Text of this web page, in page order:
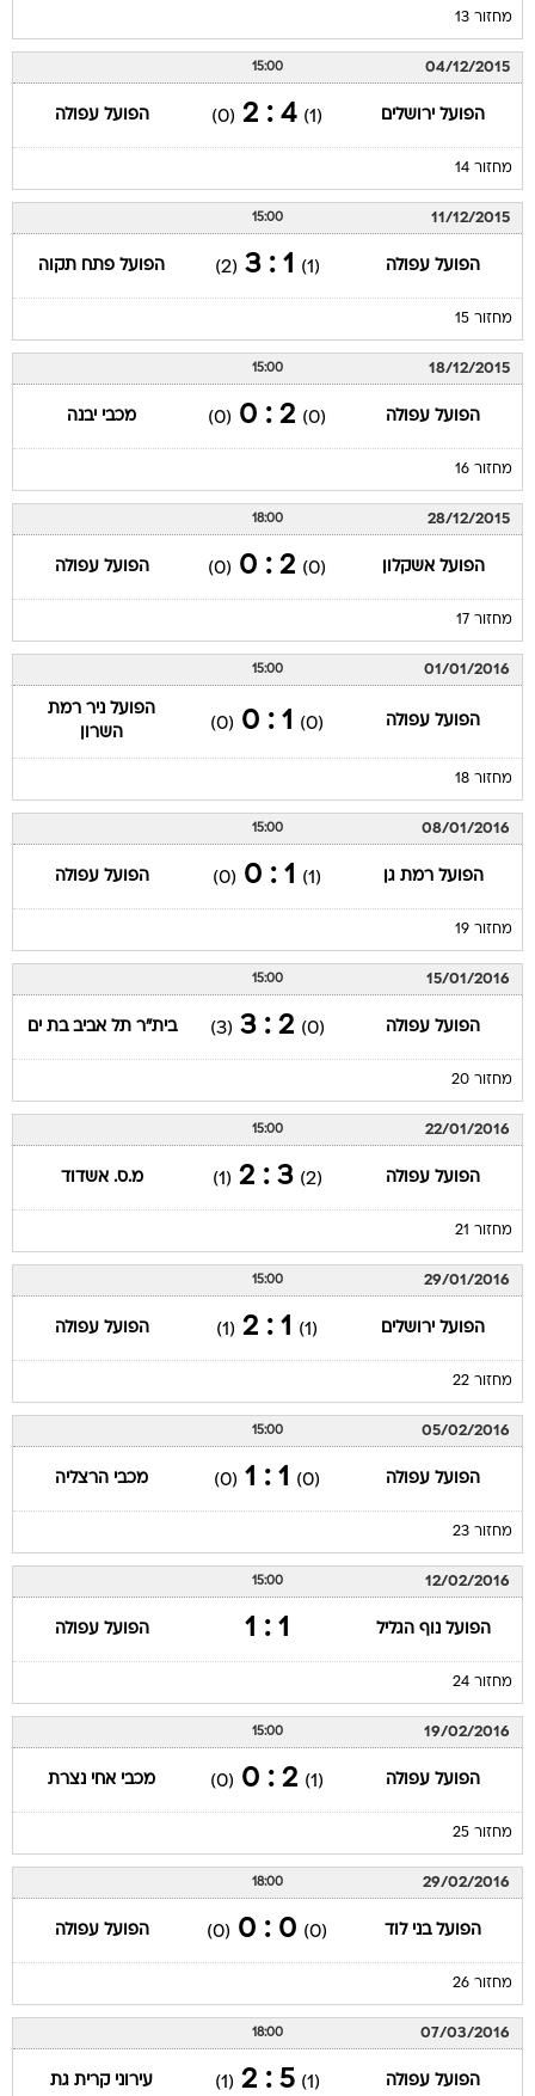
מחזור 13
04/12/2015
15:00
הפועל ירושלים (1)
4 : 2
(0) הפועל עפולה
מחזור 14
11/12/2015
15:00
הפועל עפולה (1)
1 : 3
(2) הפועל פתח תקוה
מחזור 15
18/12/2015
15:00
הפועל עפולה (0)
2 : 0
(0) מכבי יבנה
מחזור 16
28/12/2015
18:00
הפועל אשקלון (0)
2 : 0
(0) הפועל עפולה
מחזור 17
01/01/2016
15:00
הפועל עפולה (0)
1 : 0
(0)
הפועל ניר רמת
השרון
מחזור 18
08/01/2016
15:00
הפועל רמת גן (1)
1 : 0
(0) הפועל עפולה
מחזור 19
15/01/2016
15:00
הפועל עפולה (0)
2 : 3
(3) בית"ר תל אביב בת ים
מחזור 20
22/01/2016
15:00
הפועל עפולה (2)
3 : 2
(1) מ.ס. אשדוד
מחזור 21
29/01/2016
15:00
הפועל ירושלים (1)
1 : 2
(1) הפועל עפולה
מחזור 22
05/02/2016
15:00
הפועל עפולה (0)
1 : 1
(0) מכבי הרצליה
מחזור 23
12/02/2016
15:00
הפועל נוף הגליל 1 : 1 הפועל עפולה
מחזור 24
19/02/2016
15:00
הפועל עפולה (1)
2 : 0
(0) מכבי אחי נצרת
מחזור 25
29/02/2016
18:00
הפועל בני לוד (0)
0 : 0
(0) הפועל עפולה
מחזור 26
07/03/2016
18:00
הפועל עפולה (1)
5 : 2
(1) עירוני קרית גת